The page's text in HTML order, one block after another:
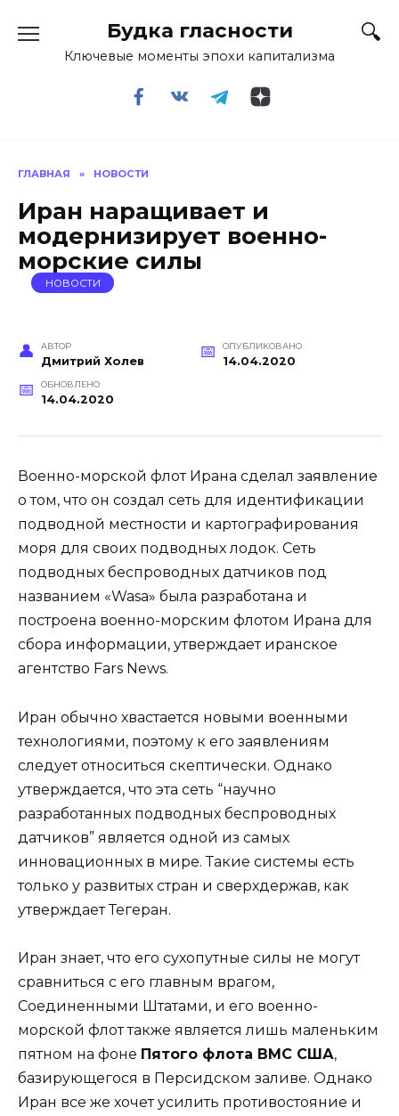
содержанию
Будка гласности
Ключевые моменты эпохи капитализма
ГЛАВНАЯ » НОВОСТИ
Иран наращивает и
модернизирует военно-
морские силы
НОВОСТИ
АВТОР
Дмитрий Холев
ОПУБЛИКОВАНО
14.04.2020
ОБНОВЛЕНО
14.04.2020
Военно-морской флот Ирана сделал заявление
о том, что он создал сеть для идентификации
подводной местности и картографирования
моря для своих подводных лодок. Сеть
подводных беспроводных датчиков под
названием «Wasa» была разработана и
построена военно-морским флотом Ирана для
сбора информации, утверждает иранское
агентство Fars News.
Иран обычно хвастается новыми военными
технологиями, поэтому к его заявлениям
следует относиться скептически. Однако
утверждается, что эта сеть “научно
разработанных подводных беспроводных
датчиков” является одной из самых
инновационных в мире. Такие системы есть
только у развитых стран и сверхдержав, как
утверждает Тегеран.
Иран знает, что его сухопутные силы не могут
сравниться с его главным врагом,
Соединенными Штатами, и его военно-
морской флот также является лишь маленьким
пятном на фоне Пятого флота ВМС США,
базирующегося в Персидском заливе. Однако
Иран все же хочет усилить противостояние и